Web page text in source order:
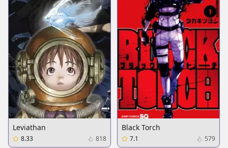
Leviathan
8.33 818
Black Torch
7.1 579